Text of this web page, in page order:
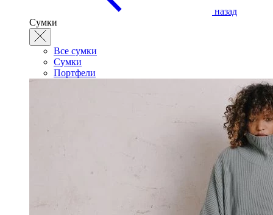
назад
Сумки
Все сумки
Сумки
Портфели